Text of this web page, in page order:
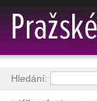
Hledání: